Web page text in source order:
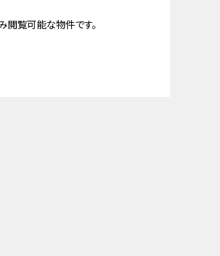
閲覧可能な物件です。